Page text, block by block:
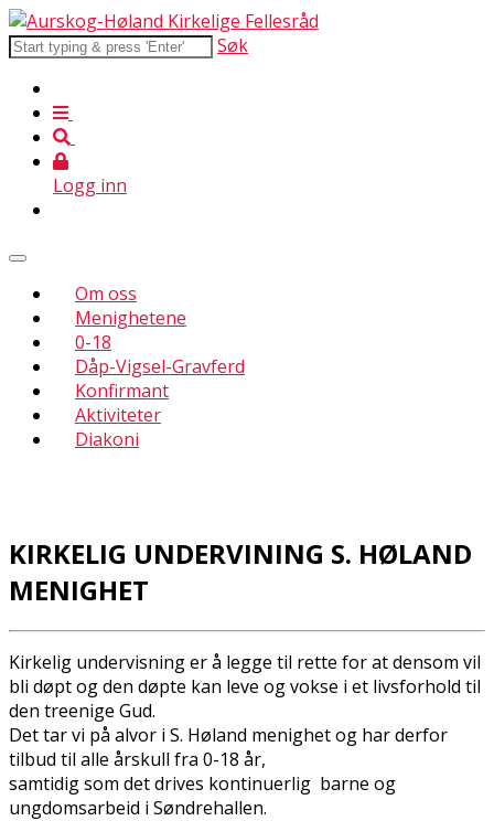
Søk
Logg inn
Om oss
Menighetene
0-18
Dåp-Vigsel-Gravferd
Konfirmant
Aktiviteter
Diakoni
KIRKELIG UNDERVINING S. HØLAND
MENIGHET
Kirkelig undervisning er å legge til rette for at densom vil
bli døpt og den døpte kan leve og vokse i et livsforhold til
den treenige Gud.
Det tar vi på alvor i S. Høland menighet og har derfor
tilbud til alle årskull fra 0-18 år,
samtidig som det drives kontinuerlig barne og
ungdomsarbeid i Søndrehallen.